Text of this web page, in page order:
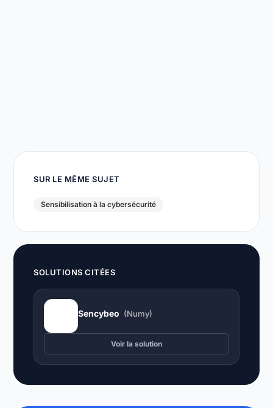
SUR LE MÊME SUJET
Sensibilisation à la cybersécurité
SOLUTIONS CITÉES
Sencybeo (Numy)
Voir la solution